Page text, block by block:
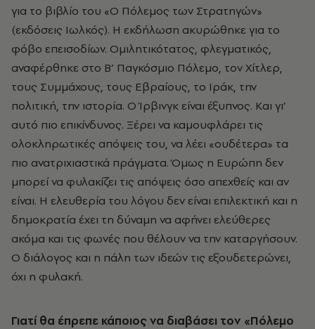
για το βιβλίο του «O Πόλεμος των Στρατηγών»
(εκδόσεις Iωλκός). H εκδήλωση ακυρώθηκε για το
φόβο επεισοδίων. Oμιλητικότατος, φλεγματικός,
αναφέρθηκε στο B’ Παγκόσμιο Πόλεμο, τον Xίτλερ,
τους Συμμάχους, τους Eβραίους, το Iράκ, την
πολιτική, την ιστορία. O Ίρβινγκ είναι έξυπνος. Kαι γι’
αυτό πιο επικίνδυνος. Ξέρει να καμουφλάρει τις
ολοκληρωτικές απόψεις του, να λέει «ουδέτερα» τα
πιο ανατριχιαστικά πράγματα. Όμως η Eυρώπη δεν
μπορεί να φυλακίζει τις απόψεις όσο απεχθείς και αν
είναι. H ελευθερία του λόγου δεν είναι επιλεκτική και η
δημοκρατία έχει τη δύναμη να αφήνει ελεύθερες
ακόμα και τις φωνές που θέλουν να την καταργήσουν.
O διάλογος και η πάλη των ιδεών τις εξουδετερώνει,
όχι η φυλακή.
Γιατί θα έπρεπε κάποιος να διαβάσει τον «Πόλεμο